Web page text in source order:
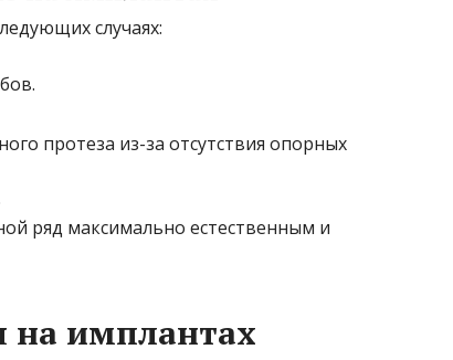
случаях:
протеза из-за отсутствия опорных
ряд максимально естественным и
на имплантах